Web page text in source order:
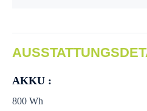
AKKU :
800 Wh